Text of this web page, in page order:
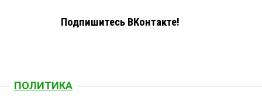
Подпишитесь ВКонтакте!
ПОЛИТИКА